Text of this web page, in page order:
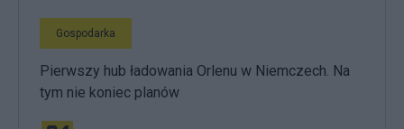
Gospodarka
Pierwszy hub ładowania Orlenu w Niemczech. Na
tym nie koniec planów